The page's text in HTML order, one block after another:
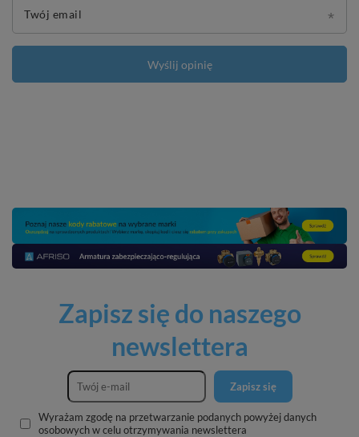
Twój email
Wyślij opinię
Zapisz się do naszego
newslettera
Zapisz się
Wyrażam zgodę na przetwarzanie podanych powyżej danych
osobowych w celu otrzymywania newslettera